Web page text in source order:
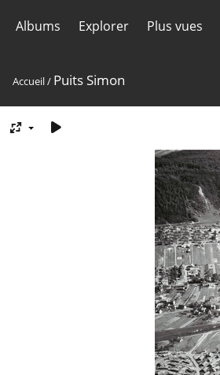
Albums Explorer Plus vues
Accueil/ Puits Simon